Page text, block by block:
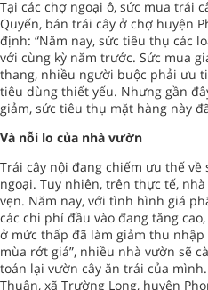
Tại các chợ ngoại ô, sức mua trái
Quyến, bán trái cây ở chợ huyện
định: “Năm nay, sức tiêu thụ các
với cùng kỳ năm trước. Sức mua
thang, nhiều người buộc phải ưu
tiêu dùng thiết yếu. Nhưng gần
giảm, sức tiêu thụ mặt hàng này
Và nỗi lo của nhà vườn
Trái cây nội đang chiếm ưu thế
ngoại. Tuy nhiên, trên thực tế,
vẹn. Năm nay, với tình hình giá
các chi phí đầu vào đang tăng
ở mức thấp đã làm giảm thu
mùa rớt giá”, nhiều nhà vườn sẽ
toán lại vườn cây ăn trái của
Thuận, xã Trường Long, huyện